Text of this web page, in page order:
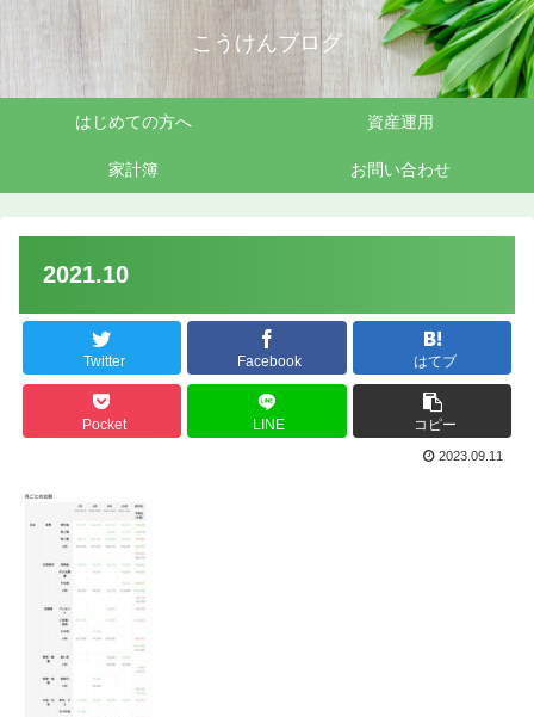
こうけんブログ
はじめての方へ 資産運用
家計簿 お問い合わせ
2021.10
Twitter Facebook はてブ
Pocket LINE コピー
2023.09.11